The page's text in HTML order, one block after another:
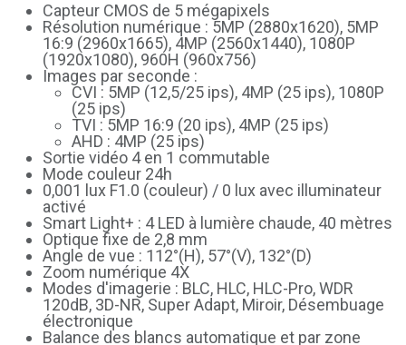
Capteur CMOS de 5 mégapixels
Résolution numérique : 5MP (2880x1620), 5MP
16:9 (2960x1665), 4MP (2560x1440), 1080P
(1920x1080), 960H (960x756)
Images par seconde :
CVI : 5MP (12,5/25 ips), 4MP (25 ips), 1080P
(25 ips)
TVI : 5MP 16:9 (20 ips), 4MP (25 ips)
AHD : 4MP (25 ips)
Sortie vidéo 4 en 1 commutable
Mode couleur 24h
0,001 lux F1.0 (couleur) / 0 lux avec illuminateur
activé
Smart Light+ : 4 LED à lumière chaude, 40 mètres
Optique fixe de 2,8 mm
Angle de vue : 112°(H), 57°(V), 132°(D)
Zoom numérique 4X
Modes d'imagerie : BLC, HLC, HLC-Pro, WDR
120dB, 3D-NR, Super Adapt, Miroir, Désembuage
électronique
Balance des blancs automatique et par zone